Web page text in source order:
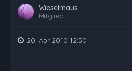
Wieselmaus
Mitglied
20. Apr 2010 12:50